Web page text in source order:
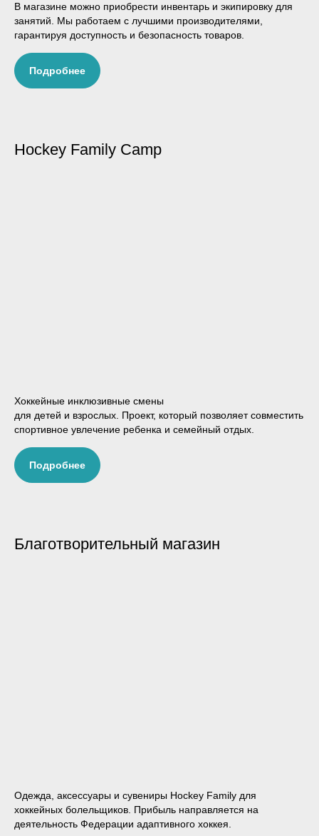
В магазине можно приобрести инвентарь и экипировку для
занятий. Мы работаем с лучшими производителями,
гарантируя доступность и безопасность товаров.
Подробнее
Hockey Family Camp
Хоккейные инклюзивные смены
для детей и взрослых. Проект, который позволяет совместить
спортивное увлечение ребенка и семейный отдых.
Подробнее
Благотворительный магазин
Одежда, аксессуары и сувениры Hockey Family для
хоккейных болельщиков. Прибыль направляется на
деятельность Федерации адаптивного хоккея.